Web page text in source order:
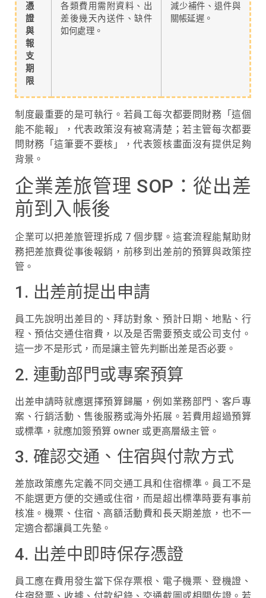
憑
證
與
報
支
期
限
各類費用需附資料、出
差後幾天內送件、缺件
如何處理。
減少補件、退件與
關帳延遲。
制度最重要的是可執行。若員工每次都要問財務「這個
能不能報」，代表政策沒有被寫清楚；若主管每次都要
問財務「這筆要不要核」，代表簽核畫面沒有提供足夠
背景。
企業差旅管理 SOP：從出差
前到入帳後
企業可以把差旅管理拆成 7 個步驟。這套流程能幫助財
務把差旅費從事後報銷，前移到出差前的預算與政策控
管。
1. 出差前提出申請
員工先說明出差目的、拜訪對象、預計日期、地點、行
程、預估交通住宿費，以及是否需要預支或公司支付。
這一步不是形式，而是讓主管先判斷出差是否必要。
2. 連動部門或專案預算
出差申請時就應選擇預算歸屬，例如業務部門、客戶專
案、行銷活動、售後服務或海外拓展。若費用超過預算
或標準，就應加簽預算 owner 或更高層級主管。
3. 確認交通、住宿與付款方式
差旅政策應先定義不同交通工具和住宿標準。員工不是
不能選更方便的交通或住宿，而是超出標準時要有事前
核准。機票、住宿、高額活動費和長天期差旅，也不一
定適合都讓員工先墊。
4. 出差中即時保存憑證
員工應在費用發生當下保存票根、電子機票、登機證、
住宿發票、收據、付款紀錄、交通截圖或相關佐證。若